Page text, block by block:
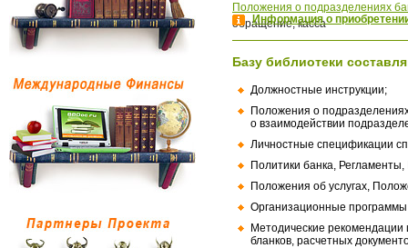
Положения о подразделениях
обращение, касса
Информация о
Базу библиотеки
Должностные инструкции;
Положения о
о взаимодействии
Личностные спецификации
Политики банка,
Положения об услугах,
Организационные
Методические
бланков, расчетных